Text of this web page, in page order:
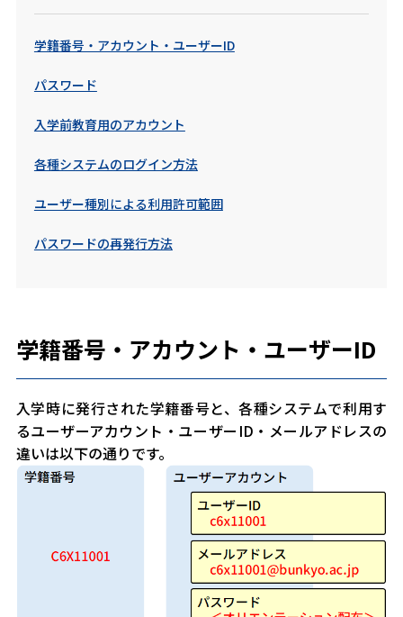
学籍番号・アカウント・ユーザーID
パスワード
入学前教育用のアカウント
各種システムのログイン方法
ユーザー種別による利用許可範囲
パスワードの再発行方法
学籍番号・アカウント・ユーザーID
入学時に発行された学籍番号と、各種システムで利用す
るユーザーアカウント・ユーザーID・メールアドレスの
違いは以下の通りです。